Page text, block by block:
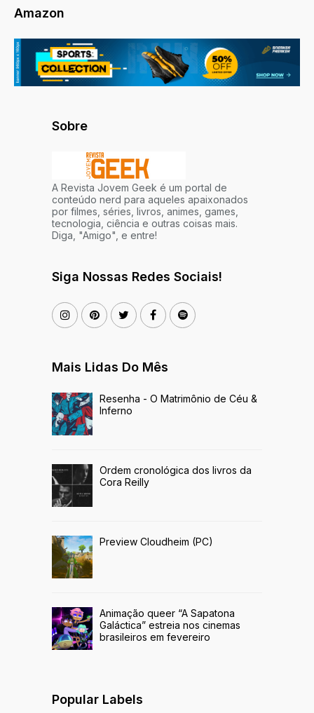
Amazon
Sobre
A Revista Jovem Geek é um portal de
conteúdo nerd para aqueles apaixonados
por filmes, séries, livros, animes, games,
tecnologia, ciência e outras coisas mais.
Diga, "Amigo", e entre!
Siga Nossas Redes Sociais!
Mais Lidas Do Mês
Resenha - O Matrimônio de Céu &
Inferno
Ordem cronológica dos livros da
Cora Reilly
Preview Cloudheim (PC)
Animação queer “A Sapatona
Galáctica” estreia nos cinemas
brasileiros em fevereiro
Popular Labels